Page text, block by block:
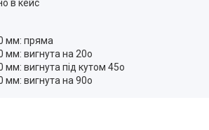
в кейс
мм: пряма
вигнута на 20o
вигнута під кутом 45o
вигнута на 90o